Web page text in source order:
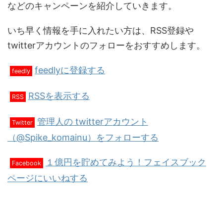
などのキャンペーンを紹介していきます。
いち早く情報を手に入れたい方は、RSS登録や
twitterアカウントのフォローをおすすめします。
feedly feedlyに登録する
RSS RSSを表示する
Twitter 管理人の twitterアカウント
（@Spike_komainu）をフォローする
Facebook
１億円を貯めてみよう！フェイスブック
ページにいいねする